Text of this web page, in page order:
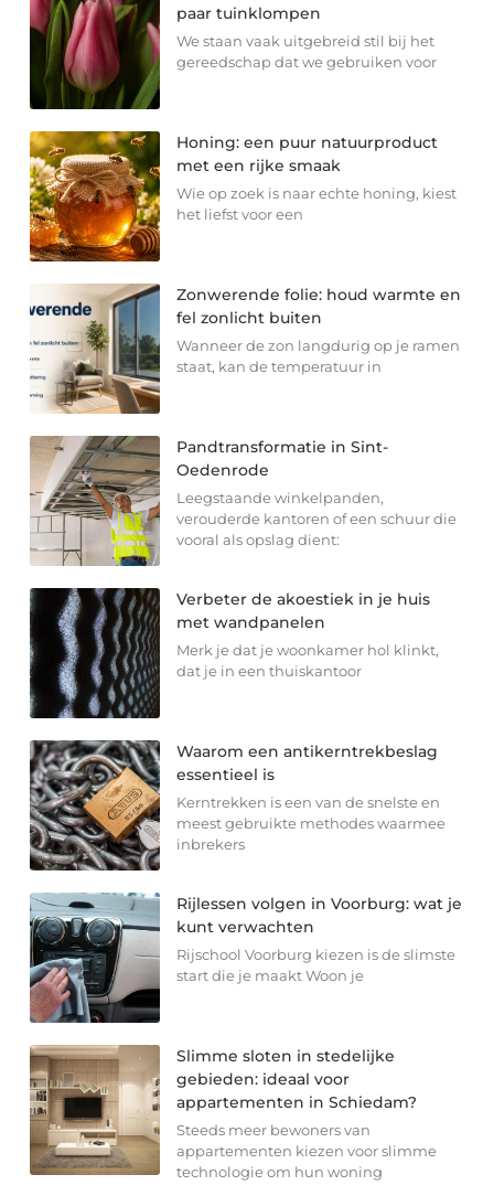
paar tuinklompen
We staan vaak uitgebreid stil bij het
gereedschap dat we gebruiken voor
Honing: een puur natuurproduct
met een rijke smaak
Wie op zoek is naar echte honing, kiest
het liefst voor een
Zonwerende folie: houd warmte en
fel zonlicht buiten
Wanneer de zon langdurig op je ramen
staat, kan de temperatuur in
Pandtransformatie in Sint-
Oedenrode
Leegstaande winkelpanden,
verouderde kantoren of een schuur die
vooral als opslag dient:
Verbeter de akoestiek in je huis
met wandpanelen
Merk je dat je woonkamer hol klinkt,
dat je in een thuiskantoor
Waarom een antikerntrekbeslag
essentieel is
Kerntrekken is een van de snelste en
meest gebruikte methodes waarmee
inbrekers
Rijlessen volgen in Voorburg: wat je
kunt verwachten
Rijschool Voorburg kiezen is de slimste
start die je maakt Woon je
Slimme sloten in stedelijke
gebieden: ideaal voor
appartementen in Schiedam?
Steeds meer bewoners van
appartementen kiezen voor slimme
technologie om hun woning